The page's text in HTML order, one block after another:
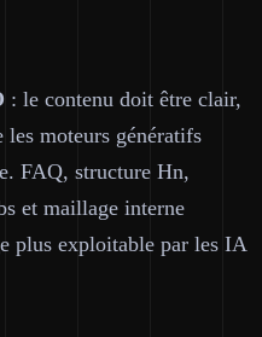
: le contenu doit être clair,
les moteurs génératifs
FAQ, structure Hn,
et maillage interne
plus exploitable par les IA